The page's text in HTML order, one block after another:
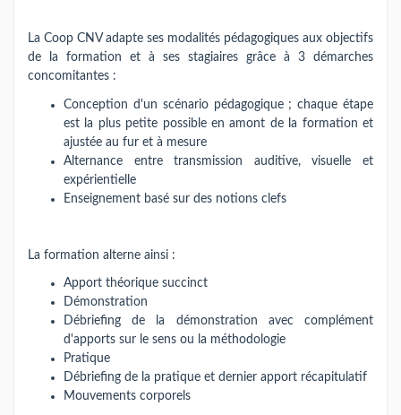
La Coop CNV adapte ses modalités pédagogiques aux objectifs
de la formation et à ses stagiaires grâce à 3 démarches
concomitantes :
Conception d'un scénario pédagogique ; chaque étape
est la plus petite possible en amont de la formation et
ajustée au fur et à mesure
Alternance entre transmission auditive, visuelle et
expérientielle
Enseignement basé sur des notions clefs
La formation alterne ainsi :
Apport théorique succinct
Démonstration
Débriefing de la démonstration avec complément
d'apports sur le sens ou la méthodologie
Pratique
Débriefing de la pratique et dernier apport récapitulatif
Mouvements corporels